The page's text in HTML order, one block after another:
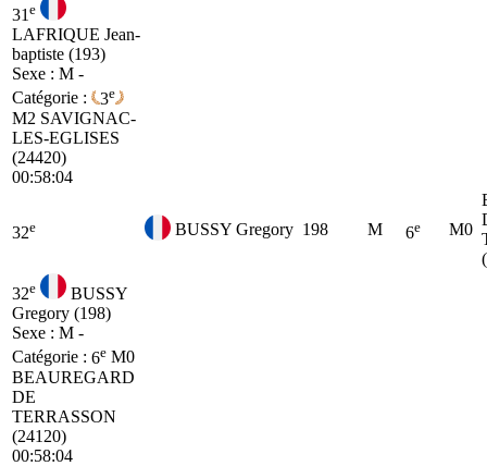
31 e
LAFRIQUE Jean-
baptiste (193)
Sexe : M -
Catégorie :
3e
M2 SAVIGNAC-
LES-EGLISES
(24420)
00:58:04
32e BUSSY Gregory 198 M 6e M0
32e
BUSSY
Gregory (198)
Sexe : M -
Catégorie : 6e M0
BEAUREGARD
DE
TERRASSON
(24120)
00:58:04